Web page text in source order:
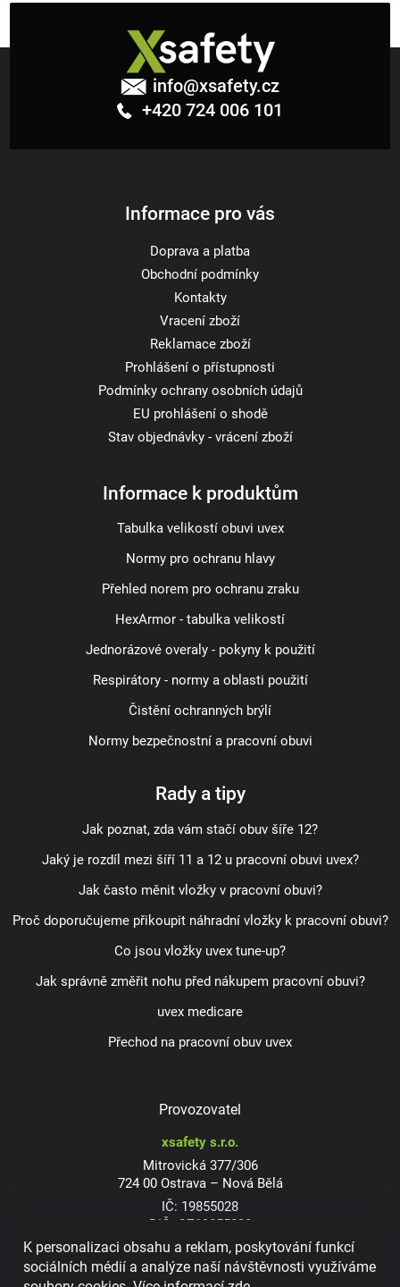
K personalizaci obsahu a reklam, poskytování funkcí
sociálních médií a analýze naší návštěvnosti využíváme
info@xsafety.cz
+420 724 006 101
Informace pro vás
Doprava a platba
Obchodní podmínky
Kontakty
Vracení zboží
Reklamace zboží
Prohlášení o přístupnosti
Podmínky ochrany osobních údajů
EU prohlášení o shodě
Stav objednávky - vrácení zboží
Informace k produktům
Tabulka velikostí obuvi uvex
Normy pro ochranu hlavy
Přehled norem pro ochranu zraku
HexArmor - tabulka velikostí
Jednorázové overaly - pokyny k použití
Respirátory - normy a oblasti použití
Čistění ochranných brýlí
Normy bezpečnostní a pracovní obuvi
Rady a tipy
Jak poznat, zda vám stačí obuv šíře 12?
Jaký je rozdíl mezi šíří 11 a 12 u pracovní obuvi uvex?
Jak často měnit vložky v pracovní obuvi?
Proč doporučujeme přikoupit náhradní vložky k pracovní obuvi?
Co jsou vložky uvex tune-up?
Jak správně změřit nohu před nákupem pracovní obuvi?
uvex medicare
Přechod na pracovní obuv uvex
Provozovatel
xsafety s.r.o.
Mitrovická 377/306
724 00 Ostrava – Nová Bělá
IČ: 19855028
DIČ: CZ19855028